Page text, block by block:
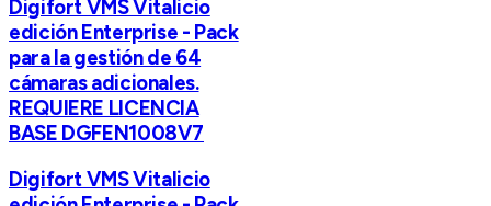
Digifort VMS Vitalicio
edición Enterprise - Pack
para la gestión de 64
cámaras adicionales.
REQUIERE LICENCIA
BASE DGFEN1008V7
Digifort VMS Vitalicio